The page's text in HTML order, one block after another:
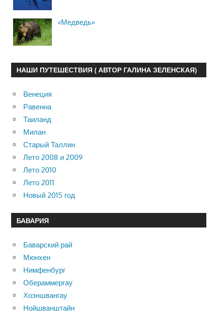
«Медведь»
НАШИ ПУТЕШЕСТВИЯ ( АВТОР ГАЛИНА ЗЕЛЕНСКАЯ)
Венеция
Равенна
Таиланд
Милан
Старый Таллин
Лето 2008 и 2009
Лето 2010
Лето 2011
Новый 2015 год
БАВАРИЯ
Баварский рай
Мюнхен
Нимфенбург
Обераммергау
Хоэншвангау
Нойшванштайн